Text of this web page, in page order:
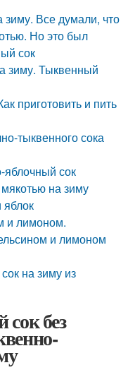
Все думали, что
Но это был
сок
зиму. Тыквенный
приготовить и пить
тыквенного сока
яблочный сок
на зиму
и лимоном.
и лимоном
на зиму из
без